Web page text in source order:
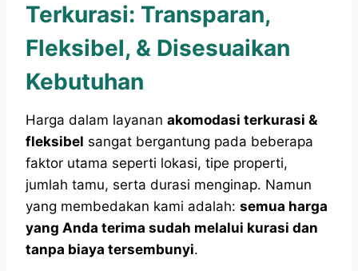
Terkurasi: Transparan,
Fleksibel, & Disesuaikan
Kebutuhan
Harga dalam layanan akomodasi terkurasi &
fleksibel sangat bergantung pada beberapa
faktor utama seperti lokasi, tipe properti,
jumlah tamu, serta durasi menginap. Namun
yang membedakan kami adalah: semua harga
yang Anda terima sudah melalui kurasi dan
tanpa biaya tersembunyi.